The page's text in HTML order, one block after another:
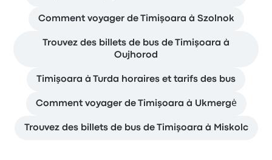
Comment voyager de Timişoara à Szolnok
Trouvez des billets de bus de Timişoara à
Oujhorod
Timişoara à Turda horaires et tarifs des bus
Comment voyager de Timişoara à Ukmergė
Trouvez des billets de bus de Timişoara à Miskolc